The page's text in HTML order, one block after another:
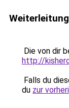
Die von dir
http://
Falls du
du zur